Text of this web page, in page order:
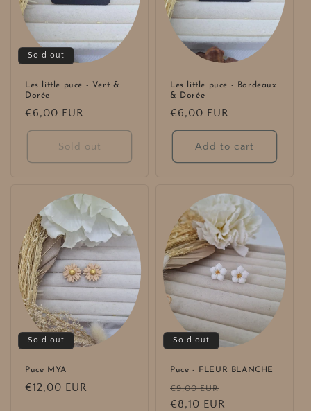
Sold out
Les little puce - Vert &
Dorée
Regular
price
€6,00 EUR
Sold out
Les little puce - Bordeaux
& Dorée
Regular
price
€6,00 EUR
Add to cart
Sold out
Puce MYA
Regular
€12,00 EUR
Sold out
Puce - FLEUR BLANCHE
Regular
price
€9,00 EUR
€8,10 EUR